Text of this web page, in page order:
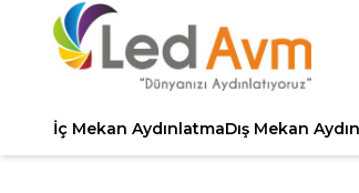
İç Mekan AydınlatmaDış Mekan